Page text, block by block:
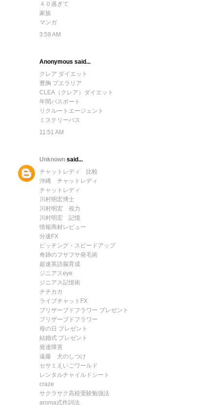
４０過ぎて
家族
マンガ
3:59 AM
Anonymous said...
クレア ダイエット
豊胸 プエラリア
CLEA（クレア）ダイエット
年間パスポート
リクルートエージェント
ミステリーバス
11:51 AM
Unknown said...
チャットレディ 比較
沖縄 チャットレディ
チャットレディ
川村明宏博士
川村明宏 視力
川村明宏 記憶
情報商材レビュー
分速FX
ピッチング・スピードアップ
奇跡のフサフサ発毛術
超速英語脳育成
ジニアスeye
ジニアス記憶術
チチカカ
ライブチャットFX
プリザーブドフラワー プレゼント
プリザーブドフラワー
母の日 プレゼント
結婚式 プレゼント
発達障害
遠藤 犬のしつけ
セサミえいごワールド
レンタルチャイルドシート
craze
サクラサク高校受験勉強法
aroma式作詞法